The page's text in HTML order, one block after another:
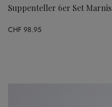
Suppenteller 6er Set Marnis
CHF 98.95